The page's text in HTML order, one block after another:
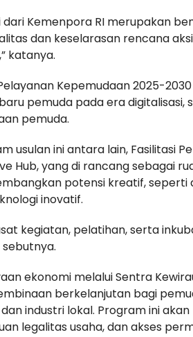
dari Kemenpora RI merupakan
dan keselarasan rencana
katanya.
Kepemudaan 2025-
pemuda pada era digitalisasi,
pemuda.
usulan ini antara lain, Fasilitasi
Hub, yang di rancang sebagai
potensi kreatif, seperti
inovatif.
kegiatan, pelatihan, serta
sebutnya.
ekonomi melalui Sentra
berkelanjutan bagi
industri lokal. Program ini
legalitas usaha, dan akses